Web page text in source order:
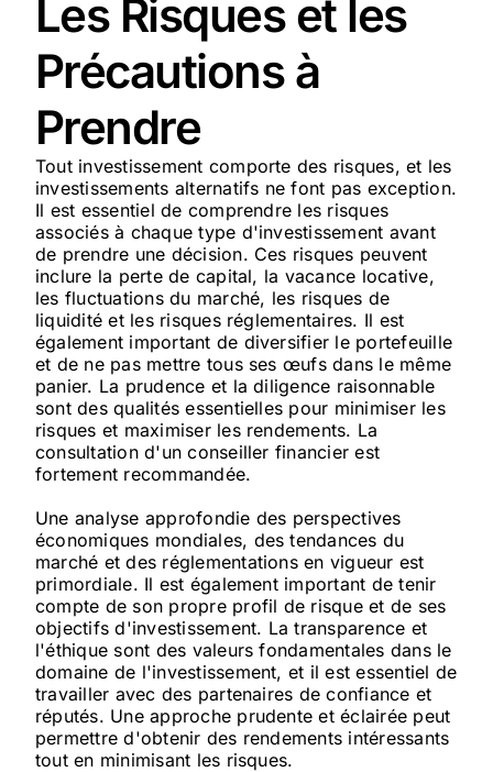
Les Risques et les
Précautions à
Prendre
Tout investissement comporte des risques, et les
investissements alternatifs ne font pas exception.
Il est essentiel de comprendre les risques
associés à chaque type d'investissement avant
de prendre une décision. Ces risques peuvent
inclure la perte de capital, la vacance locative,
les fluctuations du marché, les risques de
liquidité et les risques réglementaires. Il est
également important de diversifier le portefeuille
et de ne pas mettre tous ses œufs dans le même
panier. La prudence et la diligence raisonnable
sont des qualités essentielles pour minimiser les
risques et maximiser les rendements. La
consultation d'un conseiller financier est
fortement recommandée.
Une analyse approfondie des perspectives
économiques mondiales, des tendances du
marché et des réglementations en vigueur est
primordiale. Il est également important de tenir
compte de son propre profil de risque et de ses
objectifs d'investissement. La transparence et
l'éthique sont des valeurs fondamentales dans le
domaine de l'investissement, et il est essentiel de
travailler avec des partenaires de confiance et
réputés. Une approche prudente et éclairée peut
permettre d'obtenir des rendements intéressants
tout en minimisant les risques.